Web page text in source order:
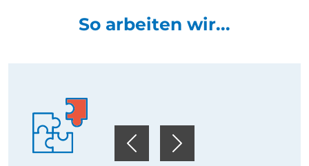
PreviousNext
So arbeiten wir...